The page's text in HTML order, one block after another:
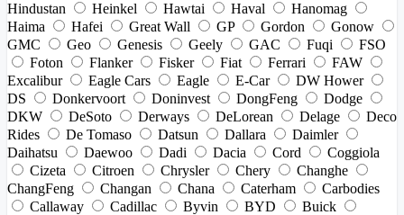
Hindustan
Heinkel Hawtai Haval
Hanomag
Haima
Hafei Great Wall GP Gordon
Gonow
GMC
Geo Genesis Geely GAC Fuqi
FSO
Foton
Flanker Fisker Fiat Ferrari
FAW
Excalibur
Eagle Cars Eagle E-Car
DW Hower
DS
Donkervoort Doninvest DongFeng
Dodge
DKW
DeSoto Derways DeLorean Delage
Deco
Rides
De Tomaso Datsun Dallara
Daimler
Daihatsu
Daewoo Dadi Dacia Cord
Coggiola
Cizeta
Citroen Chrysler Chery
Changhe
ChangFeng
Changan Chana Caterham
Carbodies
Callaway
Cadillac Byvin BYD
Buick